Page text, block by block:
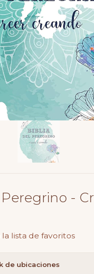
-
lista de favoritos
de ubicaciones